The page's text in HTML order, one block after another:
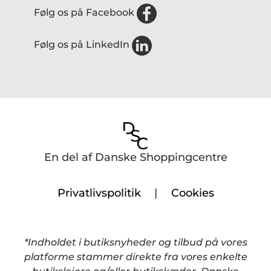
Statistiske cookies:Måler trafikken på hjemmesiden,
kommer fra og sider på hjemmesiden der besøges. De
brugeroplevelsen, forhindrer misbrug og
uregelmæssigheder samt hjælper med at huske
adgangskode og brugernavn på hjemmesiden.
Markedsføring:Markedsføringscookies anvendes i et
Når du besøger vores hjemmeside og accepterer alle
cookies, indsamler vi følgende typer af informationer om
Følg os på Facebook
Følg os på LinkedIn
En del af Danske Shoppingcentre
Privatlivspolitik | Cookies
*Indholdet i butiksnyheder og tilbud på vores
platforme stammer direkte fra vores enkelte